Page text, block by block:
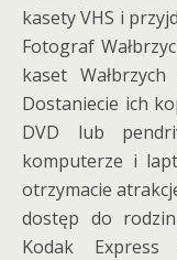
kasety VHS i
Fotograf
kaset
Dostaniecie ich
DVD lub
komputerze i
otrzymacie
dostęp do
Kodak